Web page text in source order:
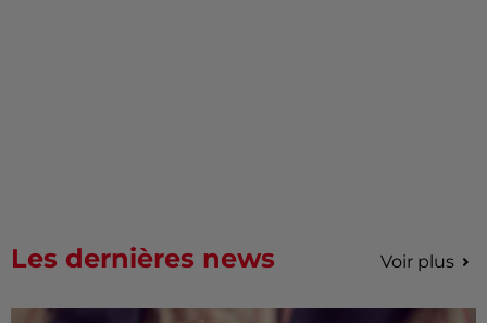
Les dernières news Voir plus